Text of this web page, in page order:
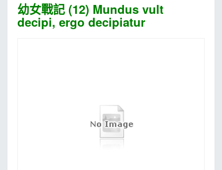
幼女戰記 (12) Mundus vult
decipi, ergo decipiatur